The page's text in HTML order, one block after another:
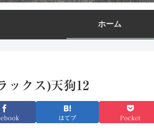
ホーム
ックス)天狗12
はてブ Pocket